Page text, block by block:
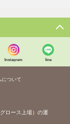
Instagram line
について
ロース上場）の運